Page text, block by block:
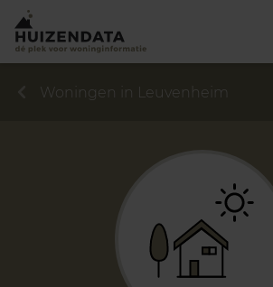
Woningen in Leuvenheim